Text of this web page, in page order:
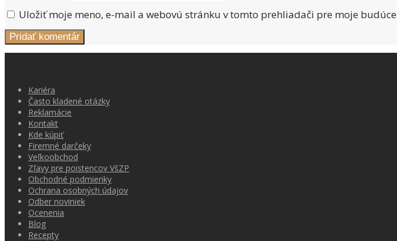
Uložiť moje meno, e-mail a webovú stránku v tomto prehliadači pre moje
Kariéra
Často kladené otázky
Reklamácie
Kontakt
Kde kúpiť
Firemné darčeky
Veľkoobchod
Zľavy pre poistencov VšZP
Obchodné podmienky
Ochrana osobných údajov
Odber noviniek
Ocenenia
Blog
Recepty